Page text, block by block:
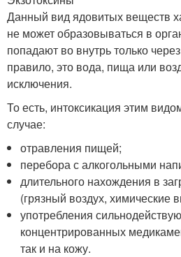
Данный вид ядовитых веществ
не может образовываться в
попадают во внутрь только
правило, это вода, пища или
исключения.
То есть, интоксикация этим
случае:
отравления пищей;
перебора с алкогольными
длительного нахождения в
(грязный воздух, химические
употребления
концентрированных
так и на кожу.